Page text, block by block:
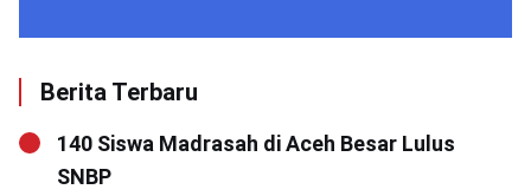
Berita Terbaru
140 Siswa Madrasah di Aceh Besar Lulus
SNBP